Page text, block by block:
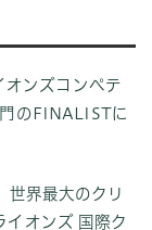
オンズコンペテ
のFINALISTに
世界最大のクリ
イオンズ 国際ク